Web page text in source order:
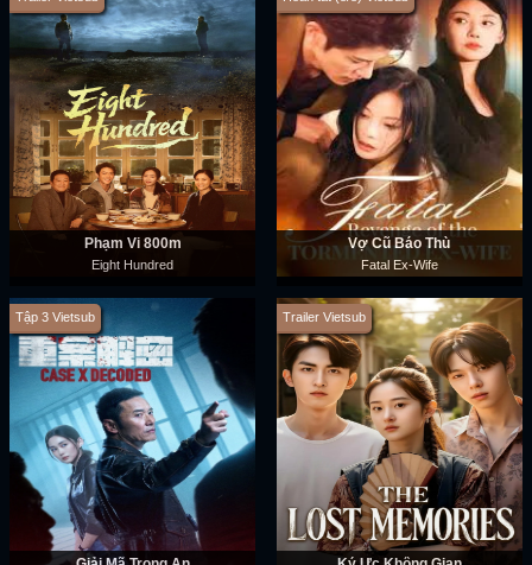
Phạm Vi 800m
Eight Hundred
Vợ Cũ Báo Thù
Fatal Ex-Wife
Tập 3 Vietsub Trailer Vietsub